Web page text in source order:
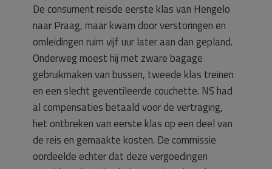
De consument reisde eerste klas van Hengelo
naar Praag, maar kwam door verstoringen en
omleidingen ruim vijf uur later aan dan gepland.
Onderweg moest hij met zware bagage
gebruikmaken van bussen, tweede klas treinen
en een slecht geventileerde couchette. NS had
al compensaties betaald voor de vertraging,
het ontbreken van eerste klas op een deel van
de reis en gemaakte kosten. De commissie
oordeelde echter dat deze vergoedingen